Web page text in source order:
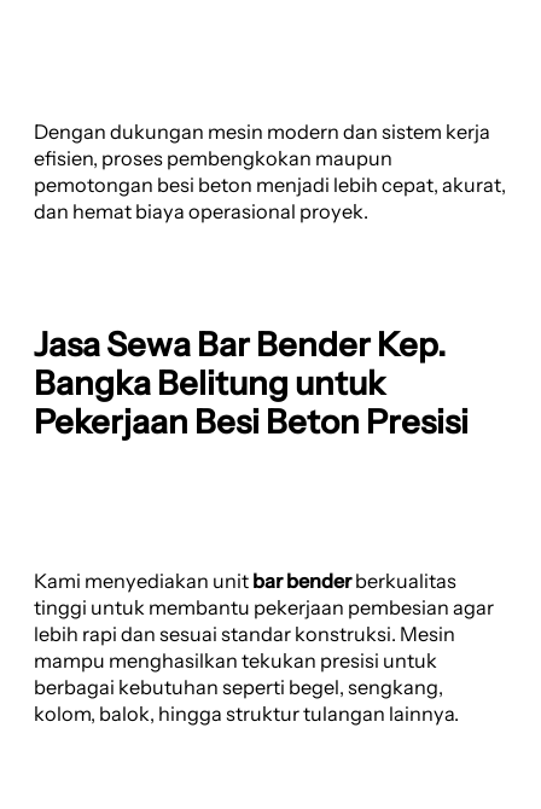
Dengan dukungan mesin modern dan sistem kerja
efisien, proses pembengkokan maupun
pemotongan besi beton menjadi lebih cepat, akurat,
dan hemat biaya operasional proyek.
Jasa Sewa Bar Bender Kep.
Bangka Belitung untuk
Pekerjaan Besi Beton Presisi
Kami menyediakan unit bar benderberkualitas
tinggi untuk membantu pekerjaan pembesian agar
lebih rapi dan sesuai standar konstruksi. Mesin
mampu menghasilkan tekukan presisi untuk
berbagai kebutuhan seperti begel, sengkang,
kolom, balok, hingga struktur tulangan lainnya.